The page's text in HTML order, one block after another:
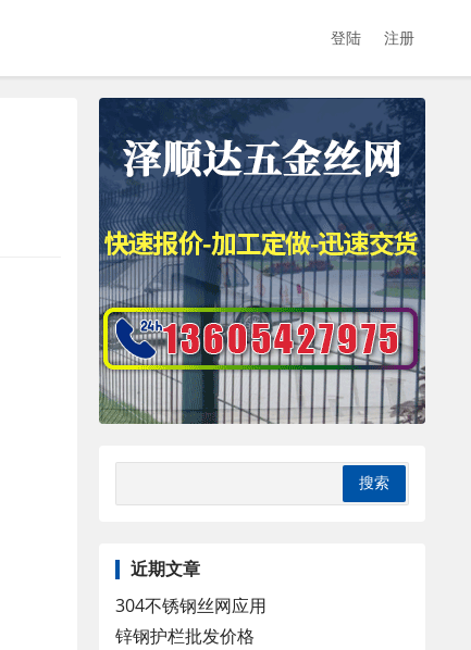
登陆 注册
近期文章
304不锈钢丝网应用
锌钢护栏批发价格